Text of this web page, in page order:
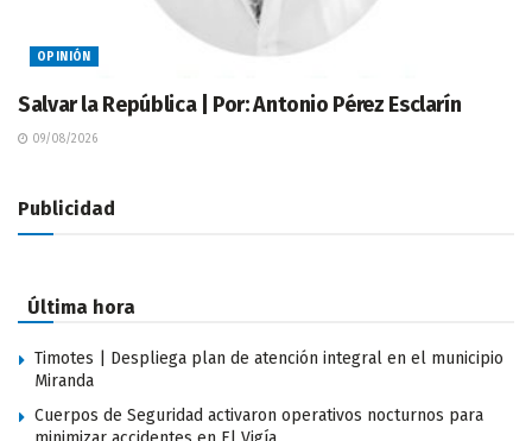
OPINIÓN
Salvar la República | Por: Antonio Pérez Esclarín
09/08/2026
Publicidad
Última hora
Timotes | Despliega plan de atención integral en el municipio
Miranda
Cuerpos de Seguridad activaron operativos nocturnos para